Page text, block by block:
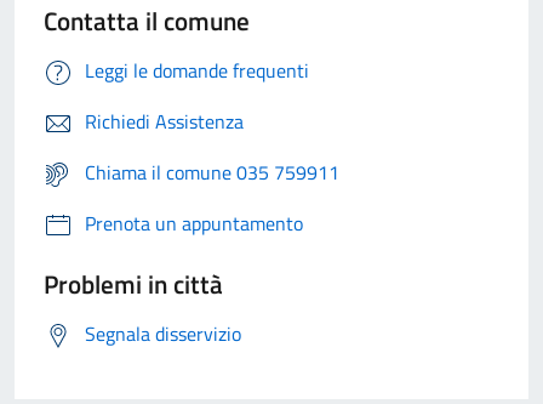
Contatta il comune
Leggi le domande frequenti
Richiedi Assistenza
Chiama il comune 035 759911
Prenota un appuntamento
Problemi in città
Segnala disservizio